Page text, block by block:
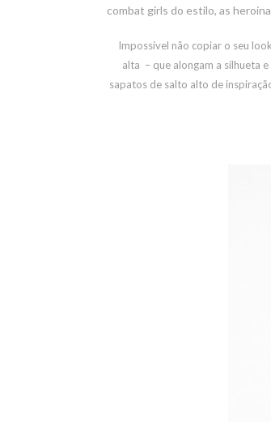
combat girls do estilo, as
Impossível não copiar o seu
alta – que alongam a silhueta
sapatos de salto alto de